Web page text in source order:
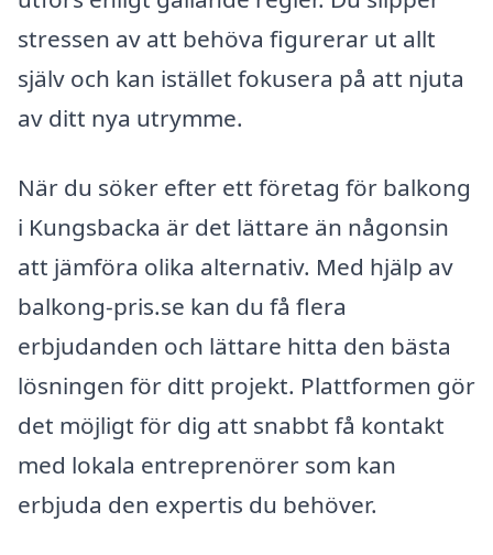
stressen av att behöva figurerar ut allt
själv och kan istället fokusera på att njuta
av ditt nya utrymme.
När du söker efter ett företag för balkong
i Kungsbacka är det lättare än någonsin
att jämföra olika alternativ. Med hjälp av
balkong-pris.se kan du få flera
erbjudanden och lättare hitta den bästa
lösningen för ditt projekt. Plattformen gör
det möjligt för dig att snabbt få kontakt
med lokala entreprenörer som kan
erbjuda den expertis du behöver.